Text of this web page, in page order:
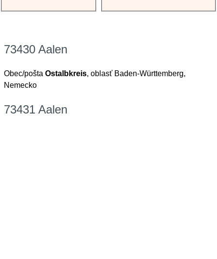
73430 Aalen
Obec/pošta Ostalbkreis, oblasť Baden-Württemberg,
Nemecko
73431 Aalen